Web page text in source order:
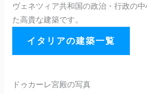
ヴェネツィア共和国の政治・行政の中
た高貴な建築です。
イタリアの建築一覧
ドゥカーレ宮殿の写真